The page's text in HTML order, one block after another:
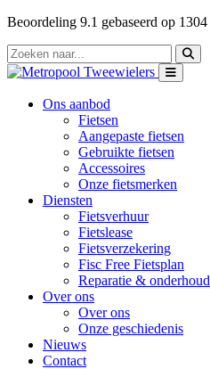
Beoordeling 9.1 gebaseerd op 1304
Ons aanbod
Fietsen
Aangepaste fietsen
Gebruikte fietsen
Accessoires
Onze fietsmerken
Diensten
Fietsverhuur
Fietslease
Fietsverzekering
Fisc Free Fietsplan
Reparatie & onderhoud
Over ons
Over ons
Onze geschiedenis
Nieuws
Contact